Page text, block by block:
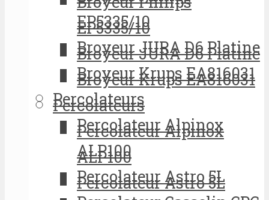
EP5335/10
Broyeur JURA D6 Platine
Broyeur Krups EA816031
Percolateurs
Percolateur Alpinox
ALP100
Percolateur Astro 5L
EP5335/10
Broyeur JURA D6 Platine
Broyeur Krups EA816031
Percolateurs
Percolateur Alpinox
ALP100
Percolateur Astro 5L